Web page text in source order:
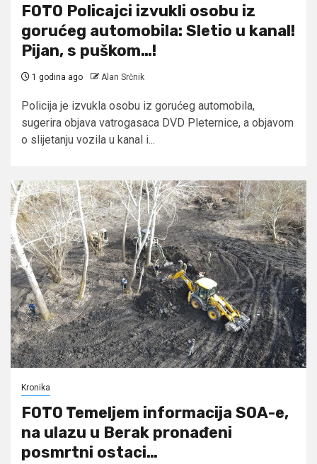
FOTO Policajci izvukli osobu iz
gorućeg automobila: Sletio u kanal!
Pijan, s puškom…!
1 godina ago Alan Srčnik
Policija je izvukla osobu iz gorućeg automobila,
sugerira objava vatrogasaca DVD Pleternice, a objavom
o slijetanju vozila u kanal i...
Kronika
FOTO Temeljem informacija SOA-e,
na ulazu u Berak pronađeni
posmrtni ostaci…